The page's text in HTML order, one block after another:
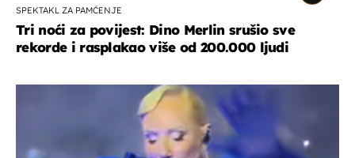
SPEKTAKL ZA PAMĆENJE
Tri noći za povijest: Dino Merlin srušio sve
rekorde i rasplakao više od 200.000 ljudi